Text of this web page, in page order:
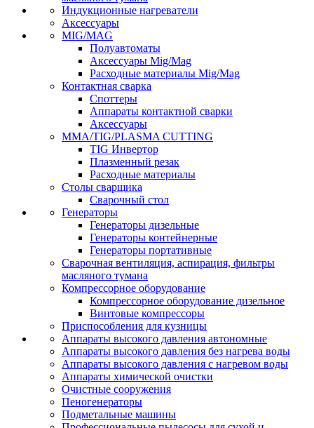
Индукционные нагреватели
Аксессуары
MIG/MAG
Полуавтоматы
Аксессуары Mig/Mag
Расходные материалы Mig/Mag
Контактная сварка
Споттеры
Аппараты контактной сварки
Аксессуары
MMA/TIG/PLASMA CUTTING
TIG Инвертор
Плазменный резак
Расходные материалы
Столы сварщика
Сварочный стол
Генераторы
Генераторы дизельные
Генераторы контейнерные
Генераторы портативные
Сварочная вентиляция, аспирация, фильтры
масляного тумана
Компрессорное оборудование
Компрессорное оборудование дизельное
Винтовые компрессоры
Приспособления для кузницы
Аппараты высокого давления автономные
Аппараты высокого давления без нагрева воды
Аппараты высокого давления с нагревом воды
Аппараты химической очистки
Очистные сооружения
Пеногенераторы
Подметальные машины